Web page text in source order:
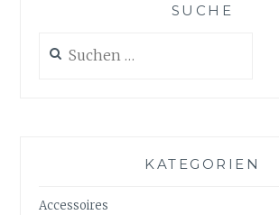
SUCHE
nach:
KATEGORIEN
Accessoires